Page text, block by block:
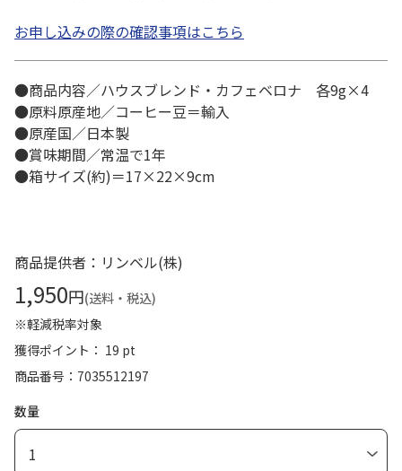
お申し込みの際の確認事項はこちら
●商品内容／ハウスブレンド・カフェベロナ 各9g×4
●原料原産地／コーヒー豆＝輸入
●原産国／日本製
●賞味期間／常温で1年
●箱サイズ(約)＝17×22×9cm
商品提供者：リンベル(株)
1,950円(送料・税込)
※軽減税率対象
獲得ポイント： 19 pt
商品番号
7035512197
数量
1